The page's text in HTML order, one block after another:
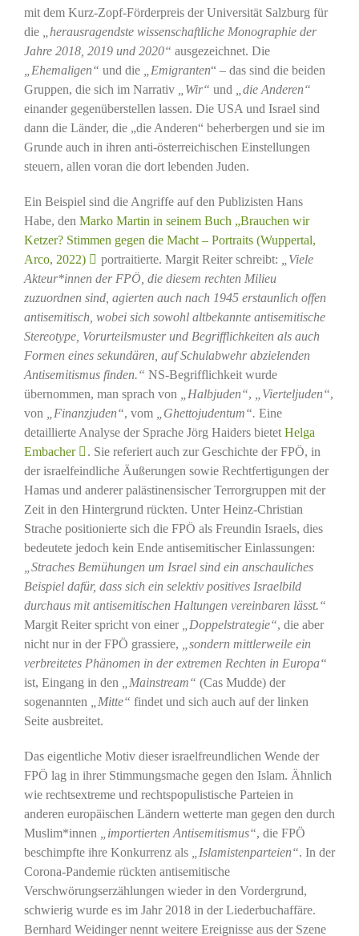
mit dem Kurz-Zopf-Förderpreis der Universität Salzburg für
die
„herausragendste wissenschaftliche Monographie der
Jahre 2018, 2019 und 2020“ ausgezeichnet. Die
„Ehemaligen“ und die „Emigranten“ – das sind die beiden
Gruppen, die sich im Narrativ
„Wir“ und
„die Anderen“
einander gegenüberstellen lassen. Die USA und Israel sind
dann die Länder, die „die Anderen“ beherbergen und sie im
Grunde auch in ihren anti-österreichischen Einstellungen
steuern, allen voran die dort lebenden Juden.
Ein Beispiel sind die Angriffe auf den Publizisten Hans
Habe, den Marko Martin in seinem Buch „Brauchen wir
Ketzer? Stimmen gegen die Macht – Portraits (Wuppertal,
Arco, 2022)
portraitierte. Margit Reiter schreibt:
„Viele
Akteur*innen der FPÖ, die diesem rechten Milieu
zuzuordnen sind, agierten auch nach 1945 erstaunlich offen
antisemitisch, wobei sich sowohl altbekannte antisemitische
Stereotype, Vorurteilsmuster und Begrifflichkeiten als auch
Formen eines sekundären, auf Schulabwehr abzielenden
Antisemitismus finden.“ NS-Begrifflichkeit wurde
übernommen, man sprach von
„Halbjuden“, „Vierteljuden“,
von
„Finanzjuden“, vom „Ghettojudentum“. Eine
detaillierte Analyse der Sprache Jörg Haiders bietet Helga
Embacher
. Sie referiert auch zur Geschichte der FPÖ, in
der israelfeindliche Äußerungen sowie Rechtfertigungen der
Hamas und anderer palästinensischer Terrorgruppen mit der
Zeit in den Hintergrund rückten. Unter Heinz-Christian
Strache positionierte sich die FPÖ als Freundin Israels, dies
bedeutete jedoch kein Ende antisemitischer Einlassungen:
„Straches Bemühungen um Israel sind ein anschauliches
Beispiel dafür, dass sich ein selektiv positives Israelbild
durchaus mit antisemitischen Haltungen vereinbaren lässt.“
Margit Reiter spricht von einer
„Doppelstrategie“, die aber
nicht nur in der FPÖ grassiere,
„sondern mittlerweile ein
verbreitetes Phänomen in der extremen Rechten in Europa“
ist, Eingang in den
„Mainstream“ (Cas Mudde) der
sogenannten
„Mitte“ findet und sich auch auf der linken
Seite ausbreitet.
Das eigentliche Motiv dieser israelfreundlichen Wende der
FPÖ lag in ihrer Stimmungsmache gegen den Islam. Ähnlich
wie rechtsextreme und rechtspopulistische Parteien in
anderen europäischen Ländern wetterte man gegen den durch
Muslim*innen
„importierten Antisemitismus“, die FPÖ
beschimpfte ihre Konkurrenz als
„Islamistenparteien“. In der
Corona-Pandemie rückten antisemitische
Verschwörungserzählungen wieder in den Vordergrund,
schwierig wurde es im Jahr 2018 in der Liederbuchaffäre.
Bernhard Weidinger nennt weitere Ereignisse aus der Szene